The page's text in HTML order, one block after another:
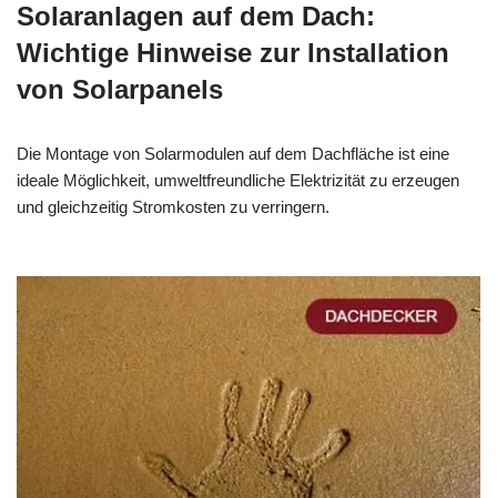
Solaranlagen auf dem Dach:
Wichtige Hinweise zur Installation
von Solarpanels
Die Montage von Solarmodulen auf dem Dachfläche ist eine
ideale Möglichkeit, umweltfreundliche Elektrizität zu erzeugen
und gleichzeitig Stromkosten zu verringern.